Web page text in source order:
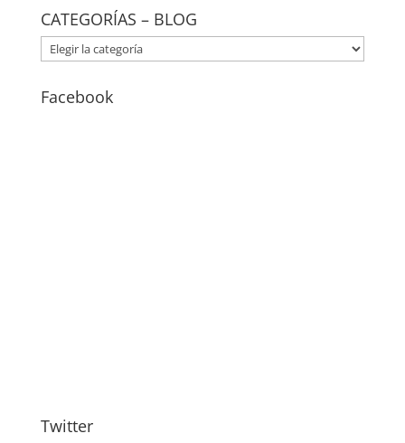
CATEGORÍAS – BLOG
CATEGORÍAS
–
Facebook
Twitter